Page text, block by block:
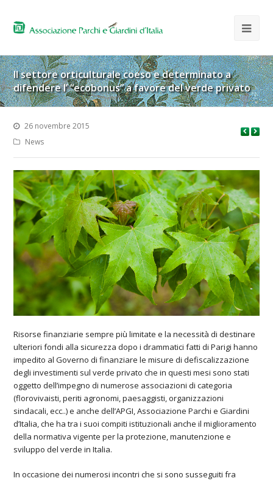
Il settore orticulturale coeso e determinato a
difendere l’ “ecobonus” a favore del verde privato
26 novembre 2015
News
Risorse finanziarie sempre più limitate e la necessità di destinare
ulteriori fondi alla sicurezza dopo i drammatici fatti di Parigi hanno
impedito al Governo di finanziare le misure di defiscalizzazione
degli investimenti sul verde privato che in questi mesi sono stati
oggetto dell’impegno di numerose associazioni di categoria
(florovivaisti, periti agronomi, paesaggisti, organizzazioni
sindacali, ecc..) e anche dell’APGI, Associazione Parchi e Giardini
d’Italia, che ha tra i suoi compiti istituzionali anche il miglioramento
della normativa vigente per la protezione, manutenzione e
sviluppo del verde in Italia.
In occasione dei numerosi incontri che si sono susseguiti fra